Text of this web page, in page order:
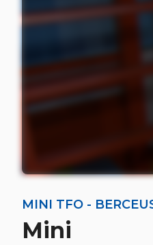
MINI TFO -
Mini